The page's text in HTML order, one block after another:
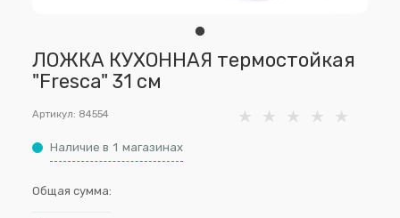
ЛОЖКА КУХОННАЯ термостойкая
"Fresca" 31 см
Артикул: 84554
Наличие в 1 магазинах
Общая сумма: